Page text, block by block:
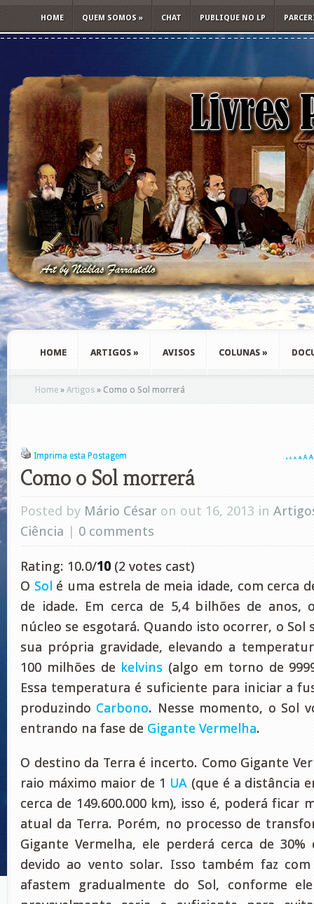
HOME QUEM SOMOS » CHAT PUBLIQUE NO LP
HOME ARTIGOS » AVISOS COLUNAS »
Home » Artigos » Como o Sol morrerá
Imprima esta Postagem A A A A A A A
Como o Sol morrerá
Posted by Mário César on out 16, 2013 in
Ciência | 0 comments
Rating: 10.0/10 (2 votes cast)
O Sol é uma estrela de meia idade, com cerca
de idade. Em cerca de 5,4 bilhões de anos,
núcleo se esgotará. Quando isto ocorrer, o Sol
sua própria gravidade, elevando a
100 milhões de kelvins (algo em torno de
Essa temperatura é suficiente para iniciar a
produzindo Carbono. Nesse momento, o Sol
entrando na fase de Gigante Vermelha.
O destino da Terra é incerto. Como Gigante
raio máximo maior de 1 UA (que é a distância
cerca de 149.600.000 km), isso é, poderá ficar
atual da Terra. Porém, no processo de
Gigante Vermelha, ele perderá cerca de
devido ao vento solar. Isso também faz
afastem gradualmente do Sol, conforme